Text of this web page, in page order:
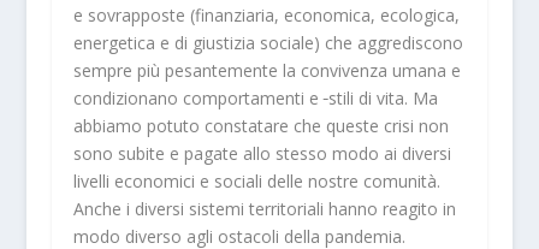
e sovrapposte (finanziaria, economica, ecologica,
energetica e di giustizia sociale) che aggrediscono
sempre più pesantemente la convivenza umana e
condizionano comportamenti e stili di vita. Ma
abbiamo potuto constatare che queste crisi non
sono subite e pagate allo stesso modo ai diversi
livelli economici e sociali delle nostre comunità.
Anche i diversi sistemi territoriali hanno reagito in
modo diverso agli ostacoli della pandemia.